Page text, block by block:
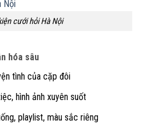
cưới hỏi Hà Nội
hóa sâu
tình của cặp đôi
hình ảnh xuyên suốt
playlist, màu sắc riêng